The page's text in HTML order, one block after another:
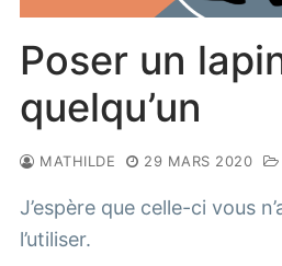
Poser un
quelqu’un
MATHILDE 29 MARS 2020
J’espère que celle-ci vous
l’utiliser.